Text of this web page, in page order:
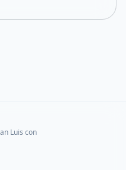
Luis con